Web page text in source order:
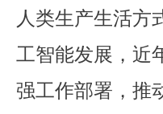
人类生产生活方
工智能发展，近
强工作部署，推